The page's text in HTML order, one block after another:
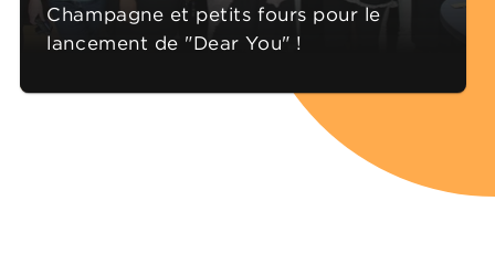
Champagne et petits fours pour le
lancement de "Dear You" !